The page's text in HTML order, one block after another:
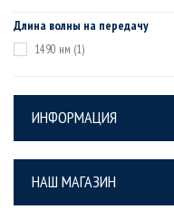
Длина волны на передачу
1490 нм (1)
ИНФОРМАЦИЯ
НАШ МАГАЗИН